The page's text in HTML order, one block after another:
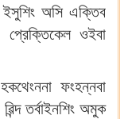
ইসুশিং অসি এক্তিব
ওইবা
হকথেংননা ফংহন্নবা
তর্বাইনশিং অমুক